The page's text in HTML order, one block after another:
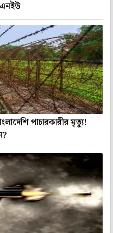
পাচারকারীর মৃত্যু!